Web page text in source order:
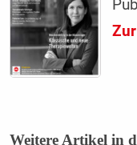
Weitere Artikel in